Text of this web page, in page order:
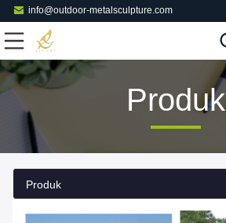
info@outdoor-metalsculpture.com
Produk
Produk